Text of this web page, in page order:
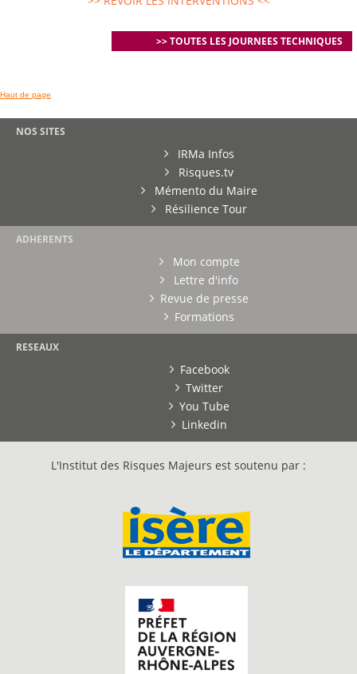
>> TOUTES LES JOURNEES TECHNIQUES
Haut de page
NOS SITES
IRMa Infos
Risques.tv
Mémento du Maire
Résilience Tour
ADHERENTS
Mon compte
Lettre d'info
Revue de presse
Formations
RESEAUX
Facebook
Twitter
You Tube
Linkedin
L'Institut des Risques Majeurs est soutenu par :